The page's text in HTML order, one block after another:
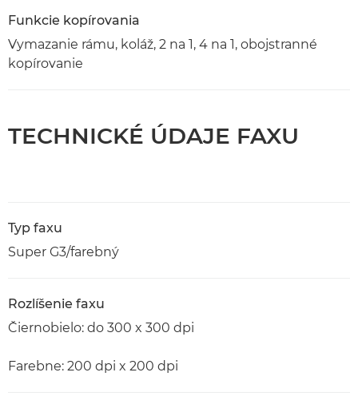
Funkcie kopírovania
Vymazanie rámu, koláž, 2 na 1, 4 na 1, obojstranné
kopírovanie
TECHNICKÉ ÚDAJE FAXU
Typ faxu
Super G3/farebný
Rozlíšenie faxu
Čiernobielo: do 300 x 300 dpi
Farebne: 200 dpi x 200 dpi